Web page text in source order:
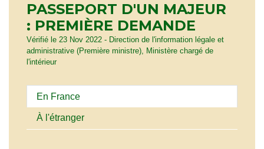
PASSEPORT D'UN MAJEUR
: PREMIÈRE DEMANDE
Vérifié le 23 Nov 2022 - Direction de l'information légale et
administrative (Première ministre), Ministère chargé de
l'intérieur
En France
À l'étranger